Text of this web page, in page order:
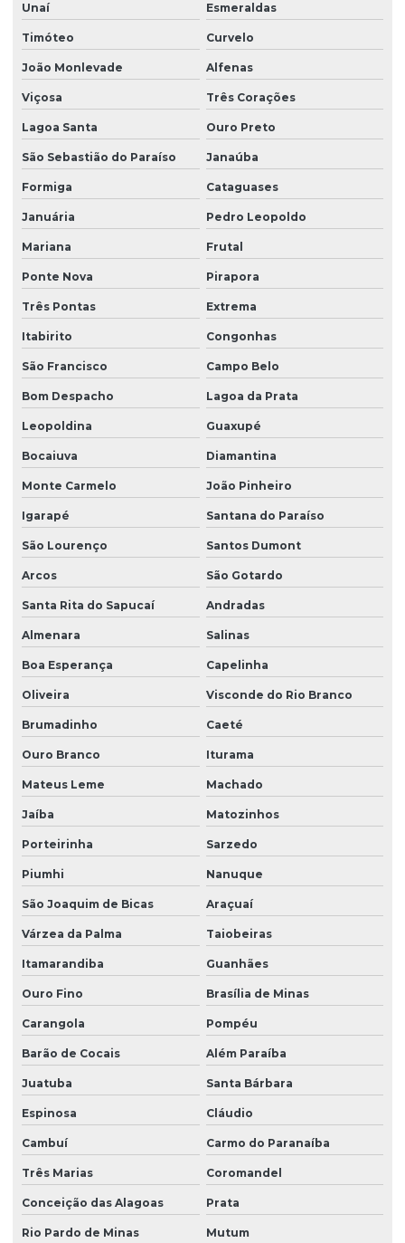
Unaí Esmeraldas
Timóteo Curvelo
João Monlevade Alfenas
Viçosa Três Corações
Lagoa Santa Ouro Preto
São Sebastião do Paraíso Janaúba
Formiga Cataguases
Januária Pedro Leopoldo
Mariana Frutal
Ponte Nova Pirapora
Três Pontas Extrema
Itabirito Congonhas
São Francisco Campo Belo
Bom Despacho Lagoa da Prata
Leopoldina Guaxupé
Bocaiuva Diamantina
Monte Carmelo João Pinheiro
Igarapé Santana do Paraíso
São Lourenço Santos Dumont
Arcos São Gotardo
Santa Rita do Sapucaí Andradas
Almenara Salinas
Boa Esperança Capelinha
Oliveira Visconde do Rio Branco
Brumadinho Caeté
Ouro Branco Iturama
Mateus Leme Machado
Jaíba Matozinhos
Porteirinha Sarzedo
Piumhi Nanuque
São Joaquim de Bicas Araçuaí
Várzea da Palma Taiobeiras
Itamarandiba Guanhães
Ouro Fino Brasília de Minas
Carangola Pompéu
Barão de Cocais Além Paraíba
Juatuba Santa Bárbara
Espinosa Cláudio
Cambuí Carmo do Paranaíba
Três Marias Coromandel
Conceição das Alagoas Prata
Rio Pardo de Minas Mutum